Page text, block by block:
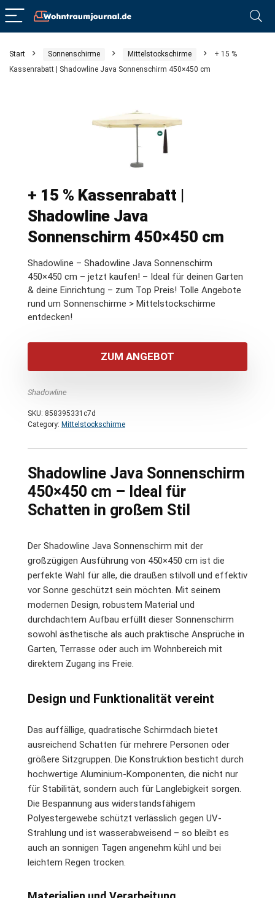
Start Sonnenschirme Mittelstockschirme
+ 15 %
Kassenrabatt | Shadowline Java Sonnenschirm 450×450 cm
+ 15 % Kassenrabatt |
Shadowline Java
Sonnenschirm 450×450 cm
Shadowline – Shadowline Java Sonnenschirm
450×450 cm – jetzt kaufen! – Ideal für deinen Garten
& deine Einrichtung – zum Top Preis! Tolle Angebote
rund um Sonnenschirme > Mittelstockschirme
entdecken!
ZUM ANGEBOT
Shadowline
SKU: 858395331c7d
Category: Mittelstockschirme
Shadowline Java Sonnenschirm
450×450 cm – Ideal für
Schatten in großem Stil
Der Shadowline Java Sonnenschirm mit der
großzügigen Ausführung von 450×450 cm ist die
perfekte Wahl für alle, die draußen stilvoll und effektiv
vor Sonne geschützt sein möchten. Mit seinem
modernen Design, robustem Material und
durchdachtem Aufbau erfüllt dieser Sonnenschirm
sowohl ästhetische als auch praktische Ansprüche in
Garten, Terrasse oder auch im Wohnbereich mit
direktem Zugang ins Freie.
Design und Funktionalität vereint
Das auffällige, quadratische Schirmdach bietet
ausreichend Schatten für mehrere Personen oder
größere Sitzgruppen. Die Konstruktion besticht durch
hochwertige Aluminium-Komponenten, die nicht nur
für Stabilität, sondern auch für Langlebigkeit sorgen.
Die Bespannung aus widerstandsfähigem
Polyestergewebe schützt verlässlich gegen UV-
Strahlung und ist wasserabweisend – so bleibt es
auch an sonnigen Tagen angenehm kühl und bei
leichtem Regen trocken.